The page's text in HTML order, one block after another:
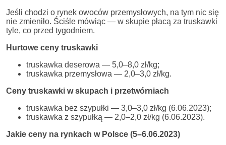
Jeśli chodzi o rynek owoców przemysłowych, na tym nic się
nie zmieniło. Ściśle mówiąc — w skupie płacą za truskawki
tyle, co przed tygodniem.
Hurtowe ceny truskawki
truskawka deserowa — 5,0–8,0 zł/kg;
truskawka przemysłowa — 2,0–3,0 zł/kg.
Ceny truskawki w skupach i przetwórniach
truskawka bez szypułki — 3,0–3,0 zł/kg (6.06.2023);
truskawka z szypułką — 2,0–2,0 zł/kg (6.06.2023).
Jakie ceny na rynkach w Polsce (5–6.06.2023)